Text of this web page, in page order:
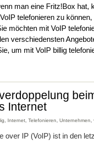
man eine Fritz!Box hat,
telefonieren zu
möchten mit VoIP
verschiedensten
um mit VoIP billig
Internet
Internet Telefonieren Unternehmen
over IP (VoIP) ist in den